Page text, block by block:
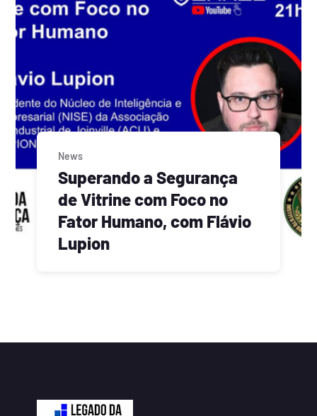
News
Superando a Segurança
de Vitrine com Foco no
Fator Humano, com Flávio
Lupion